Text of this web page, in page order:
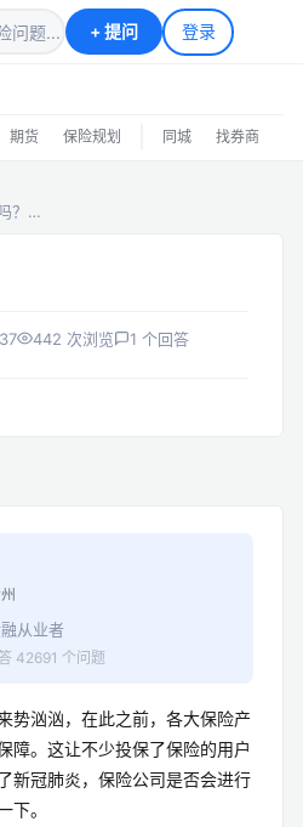
+提问 登录
期货 保险规划 同城 找券商
？…
442 次浏览 1 个回答
从业者
42691 个问题
势汹汹，在此之前，各大保险产
障。这让不少投保了保险的用户
新冠肺炎，保险公司是否会进行
下。